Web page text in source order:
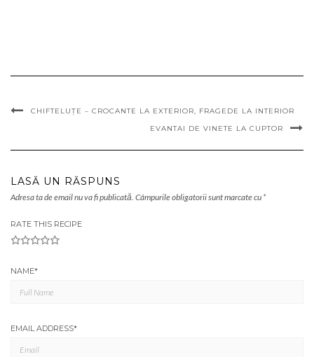
CHIFTELUȚE – CROCANTE LA EXTERIOR, FRAGEDE LA INTERIOR
EVANTAI DE VINETE LA CUPTOR
LASĂ UN RĂSPUNS
Adresa ta de email nu va fi publicată. Câmpurile obligatorii sunt marcate cu *
RATE THIS RECIPE
5
4
3
2
NAME*
EMAIL ADDRESS*